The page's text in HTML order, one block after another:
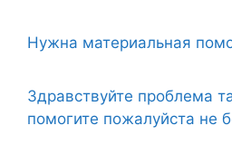
Нужна материальная
Здравствуйте проблема
помогите пожалуйста не